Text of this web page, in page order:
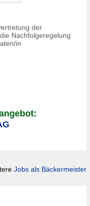
der
Nachfolgeregelung
in
Jobs als Bäckermeister